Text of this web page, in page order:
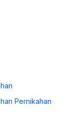
Pernikahan